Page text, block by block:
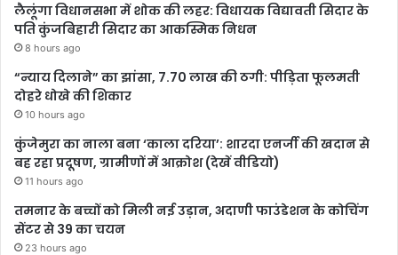
लैलूंगा विधानसभा में शोक की लहर: विधायक विद्यावती सिदार के
पति कुंजबिहारी सिदार का आकस्मिक निधन
8 hours ago
“न्याय दिलाने” का झांसा, 7.70 लाख की ठगी: पीड़िता फूलमती
दोहरे धोखे की शिकार
10 hours ago
कुंजेमुरा का नाला बना ‘काला दरिया’: शारदा एनर्जी की खदान से
बह रहा प्रदूषण, ग्रामीणों में आक्रोश (देखें वीडियो)
11 hours ago
तमनार के बच्चों को मिली नई उड़ान, अदाणी फाउंडेशन के कोचिंग
सेंटर से 39 का चयन
23 hours ago